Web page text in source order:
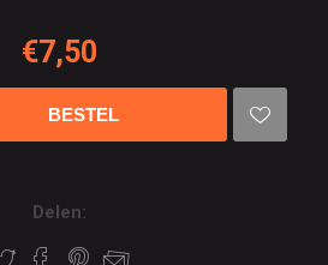
€7,50
Delen: